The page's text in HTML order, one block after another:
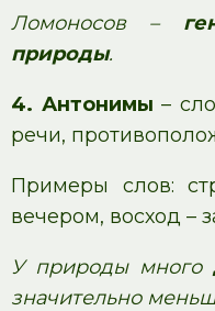
Ломоносов –
природы.
4. Антонимы –
речи,
Примеры слов:
вечером, восход –
У природы много
значительно